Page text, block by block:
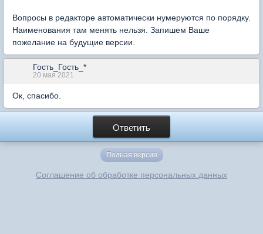
Вопросы в редакторе автоматически нумеруются по порядку.
Наименования там менять нельзя. Запишем Ваше
пожелание на будущие версии.
Гость_Гость_*
20 мая 2021
Ок, спасибо.
Ответить
Полная версия
Соглашение об обработке персональных данных